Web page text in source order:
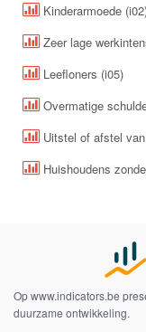
Kinderarmoede
Zeer lage
Leefloners (i05)
Overmatige
Uitstel of afstel
Huishoudens
Op www.indicators.be
duurzame ontwikkeling.